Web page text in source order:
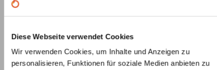
Diese Webseite verwendet Cookies
Wir verwenden Cookies, um Inhalte und Anzeigen zu
personalisieren, Funktionen für soziale Medien anbieten zu
Produktbeschreibung
Datenblätter & Herstellerinformation